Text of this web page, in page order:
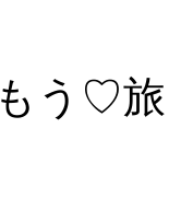
う♡